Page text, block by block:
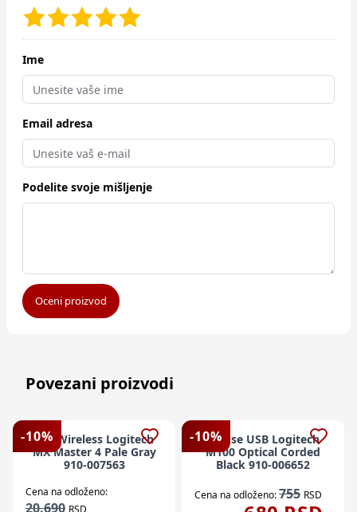
Ime
Email adresa
Podelite svoje mišljenje
Oceni proizvod
Povezani proizvodi
-10%
Miš Wireless Logitech
MX Master 4 Pale Gray
910-007563
Cena na odloženo:
20.690 RSD
-10%
Mouse USB Logitech
M100 Optical Corded
Black 910-006652
Cena na odloženo:755 RSD